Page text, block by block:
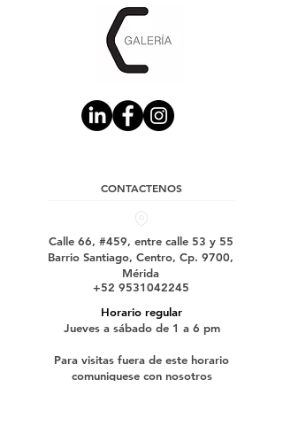
CONTACTENOS
Calle 66, #459, entre calle 53 y 55
Barrio Santiago, Centro, Cp. 9700,
Mérida
+52 9531042245
Horario regular
Jueves a sábado de 1 a 6 pm
Para visitas fuera de este horario
comuniquese con nosotros